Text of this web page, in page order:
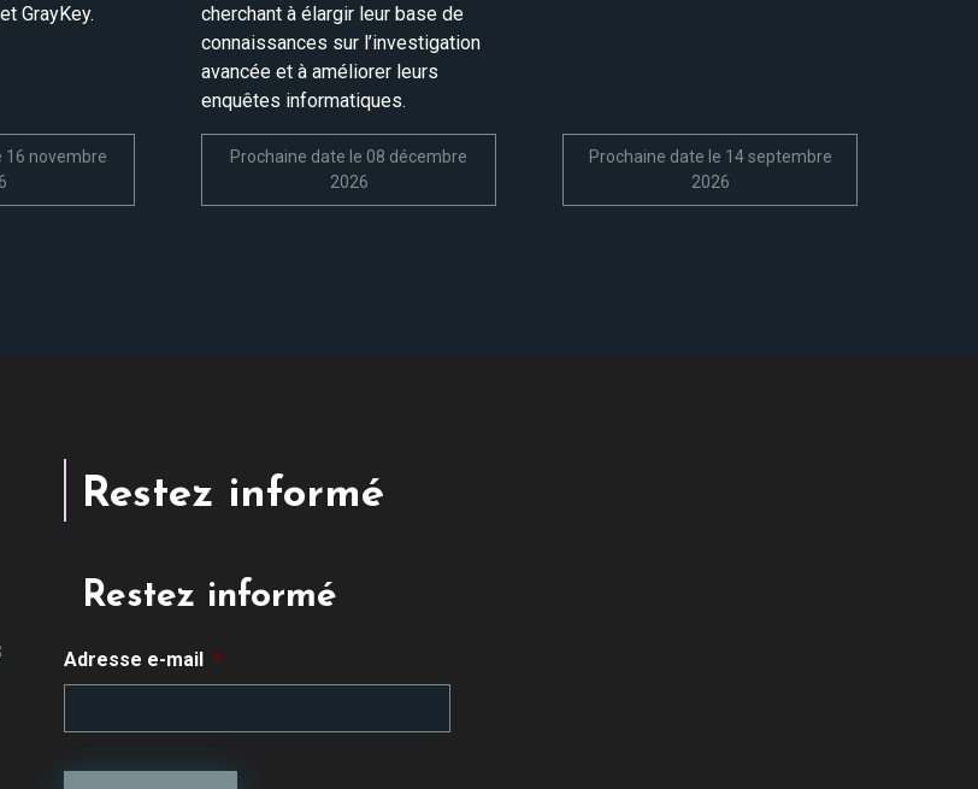
GrayKey.
16 novembre
cherchant à élargir leur base de
connaissances sur l’investigation
avancée et à améliorer leurs
enquêtes informatiques.
Prochaine date le 08 décembre
2026
Prochaine date le 14 septembre
2026
Restez informé
Restez informé
Adresse e-mail *